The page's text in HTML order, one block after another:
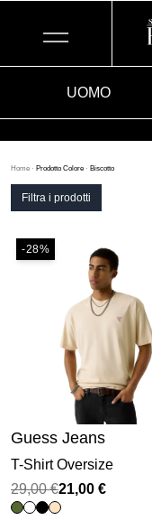
UOMO
Home · Prodotto Colore · Biscotto
Filtra i prodotti
-28%
Guess Jeans
T-Shirt Oversize
29,00€
Il
prezzo
21,00 €
Il
prezzo